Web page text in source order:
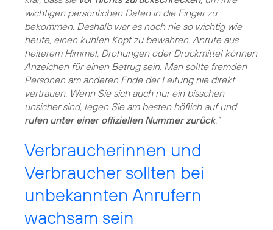
wichtigen persönlichen Daten in die Finger zu
bekommen. Deshalb war es noch nie so wichtig wie
heute, einen kühlen Kopf zu bewahren. Anrufe aus
heiterem Himmel, Drohungen oder Druckmittel können
Anzeichen für einen Betrug sein. Man sollte fremden
Personen am anderen Ende der Leitung nie direkt
vertrauen. Wenn Sie sich auch nur ein bisschen
unsicher sind, legen Sie am besten höflich auf und
rufen unter einer offiziellen Nummer zurück.“
Verbraucherinnen und
Verbraucher sollten bei
unbekannten Anrufern
wachsam sein